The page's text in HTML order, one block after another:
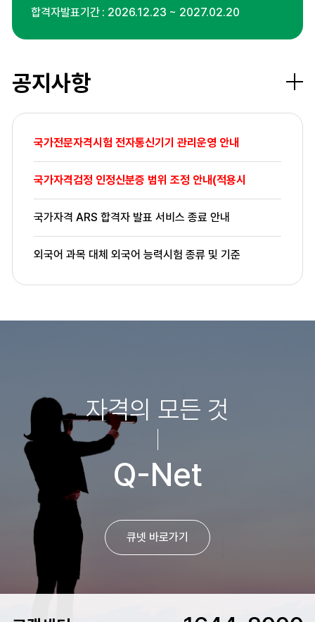
합격자발표기간
2026.12.23 ~ 2027.02.20
공지사항
국가전문자격시험 전자통신기기 관리운영 안내
국가자격검정 인정신분증 범위 조정 안내(적용시
국가자격 ARS 합격자 발표 서비스 종료 안내
외국어 과목 대체 외국어 능력시험 종류 및 기준
더보
자격의 모든 것
Q-Net
큐넷 바로가기